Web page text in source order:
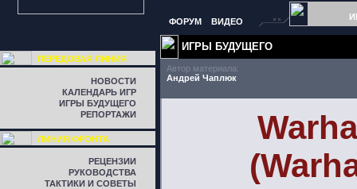
ФОРУМ ВИДЕО
ПЕРЕДОВАЯ ЛИНИЯ
НОВОСТИ
КАЛЕНДАРЬ ИГР
ИГРЫ БУДУЩЕГО
РЕПОРТАЖИ
ЛИНИЯ ФРОНТА
РЕЦЕНЗИИ
РУКОВОДСТВА
ТАКТИКИ И СОВЕТЫ
ИГРЫ БУДУЩЕГО
Автор материала:
Андрей Чаплюк